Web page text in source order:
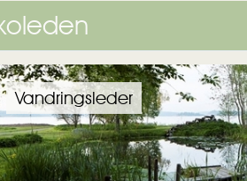
Vandringsleder